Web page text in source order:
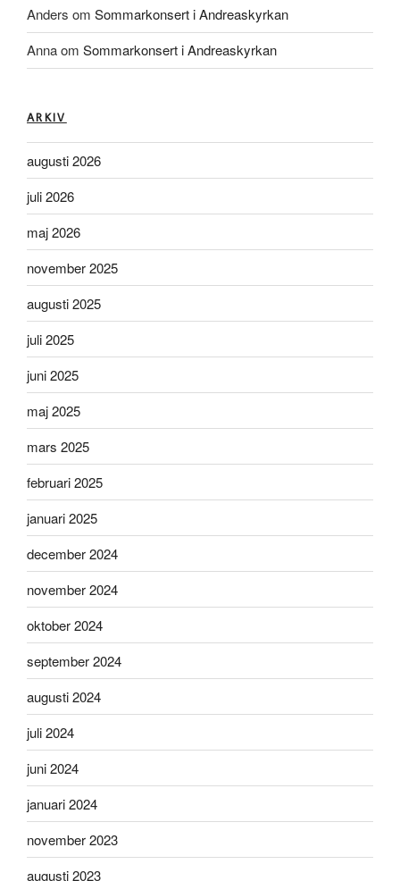
Anders om Sommarkonsert i Andreaskyrkan
Annaom Sommarkonsert i Andreaskyrkan
ARKIV
augusti 2026
juli 2026
maj 2026
november 2025
augusti 2025
juli 2025
juni 2025
maj 2025
mars 2025
februari 2025
januari 2025
december 2024
november 2024
oktober 2024
september 2024
augusti 2024
juli 2024
juni 2024
januari 2024
november 2023
augusti 2023